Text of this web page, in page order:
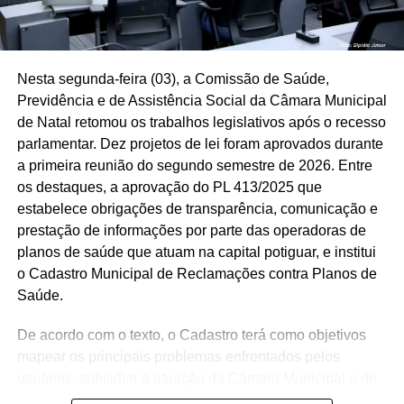
Nesta segunda-feira (03), a Comissão de Saúde,
Previdência e de Assistência Social da Câmara Municipal
de Natal retomou os trabalhos legislativos após o recesso
parlamentar. Dez projetos de lei foram aprovados durante
a primeira reunião do segundo semestre de 2026. Entre
os destaques, a aprovação do PL 413/2025 que
estabelece obrigações de transparência, comunicação e
prestação de informações por parte das operadoras de
planos de saúde que atuam na capital potiguar, e institui
o Cadastro Municipal de Reclamações contra Planos de
Saúde.
De acordo com o texto, o Cadastro terá como objetivos
mapear os principais problemas enfrentados pelos
órgãos de defesa do consumidor, dar transparência às